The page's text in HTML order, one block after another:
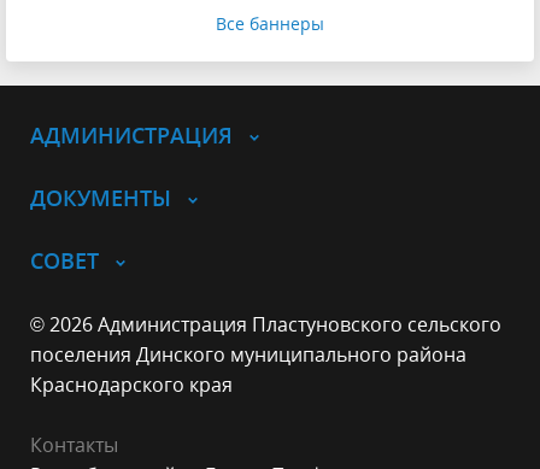
Все баннеры
АДМИНИСТРАЦИЯ
ДОКУМЕНТЫ
СОВЕТ
© 2026 Администрация Пластуновского сельского
поселения Динского муниципального района
Краснодарского края
Контакты